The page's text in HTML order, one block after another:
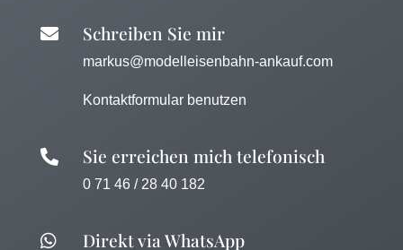
 Schreiben Sie mir
markus@modelleisenbahn-ankauf.com
Kontaktformular benutzen
 Sie erreichen mich telefonisch
0 71 46 / 28 40 182
 Direkt via WhatsApp